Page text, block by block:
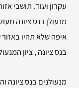
עקרון ועוד. תושבי
מנעולן בנס ציונה
איפה שלא תהיו
בנס ציונה , ציון
מנעולנים בנס ציונה